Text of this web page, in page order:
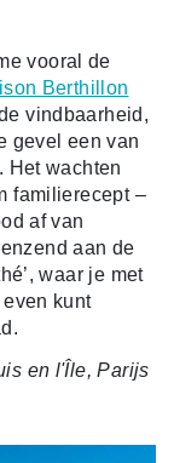
vooral de
Berthillon
vindbaarheid,
gevel een van
Het wachten
familierecept –
af van
aan de
waar je met
kunt
en l'Île, Parijs